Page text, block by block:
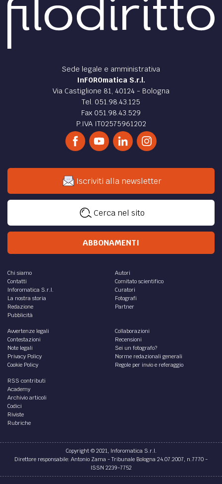
Le Sezioni Unite della Suprema Corte di Cassazione, con la
sentenza n. 34036/2025, hanno risolto una annosa
questione di diritto. Vediamo quale
Violenza sessuale: l’aggravante dell’uso
di sostanze alcoliche è integrabile solo se
funzionale alla commissione degli atti
La Cass. pen., Sez. III, Sent. n. 29944/2025, si è
pronunciata sull’aggravante del reato di violenza sessuale
prevista nell’art. 609-ter, comma 1, n. 2 CP
Davide Ramaioli
Diffamazione: la pena detentiva è
Con sentenza n. 29840/2025 la V Sezione penale della
Corte suprema di Cassazione si è pronunciata sul reato
previsto e punito dall’art. 595 del Codice penale
DIRITTO /
La Cassazione penale sul discrimine tra
il peculato e la truffa aggravata
Nella sentenza 30184 del 2025, la VI Sezione penale della
Suprema Corte di Cassazione ha chiarito i confini tra il
reato di peculato e il reato di truffa.
diDavide Ramaioli
DIRITTO /
Autoriciclaggio: si configura anche con
il deposito in banca di denaro di provenienza
illecita
E' idonea a rendere difficile l’accertamento della
provenienza di denaro anche la condotta di chi deposita
in banca denaro di provenienza illecita
Strage di Rigopiano: le massime della